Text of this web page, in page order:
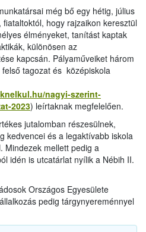
még bő egy hétig, július
hogy rajzaikon keresztül
élményeket, tanítást kaptak
különösen az
kapcsán. Pályaműveiket három
tagozat és középiskola
nagyi-szerint-
2023) leírtaknak megfelelően.
jutalomban részesülnek,
kedvencei és a legaktívabb iskola
Mindezek mellett pedig a
idén is utcatárlat nyílik a Nébih II.
Országos Egyesülete
pedig tárgynyereménnyel